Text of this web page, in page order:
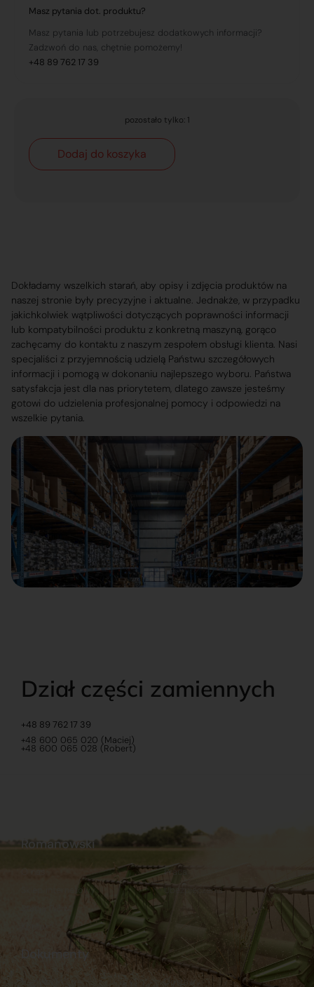
Masz pytania dot. produktu?
Masz pytania lub potrzebujesz dodatkowych informacji?
Zadzwoń do nas, chętnie pomożemy!
+48 89 762 17 39
pozostało tylko: 1
Dodaj do koszyka
Dokładamy wszelkich starań, aby opisy i zdjęcia produktów na
naszej stronie były precyzyjne i aktualne. Jednakże, w przypadku
jakichkolwiek wątpliwości dotyczących poprawności informacji
lub kompatybilności produktu z konkretną maszyną, gorąco
zachęcamy do kontaktu z naszym zespołem obsługi klienta. Nasi
specjaliści z przyjemnością udzielą Państwu szczegółowych
informacji i pomogą w dokonaniu najlepszego wyboru. Państwa
satysfakcja jest dla nas priorytetem, dlatego zawsze jesteśmy
gotowi do udzielenia profesjonalnej pomocy i odpowiedzi na
wszelkie pytania.
Dział części zamiennych
+48 89 762 17 39
+48 600 065 020 (Maciej)
+48 600 065 028 (Robert)
Dokumenty
Regulamin Dostawy
Romanowski
Sklep internetowy
Praca
Ubezpieczenia